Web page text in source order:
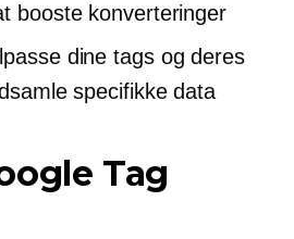
booste konverteringer
dine tags og deres
specifikke data
Tag